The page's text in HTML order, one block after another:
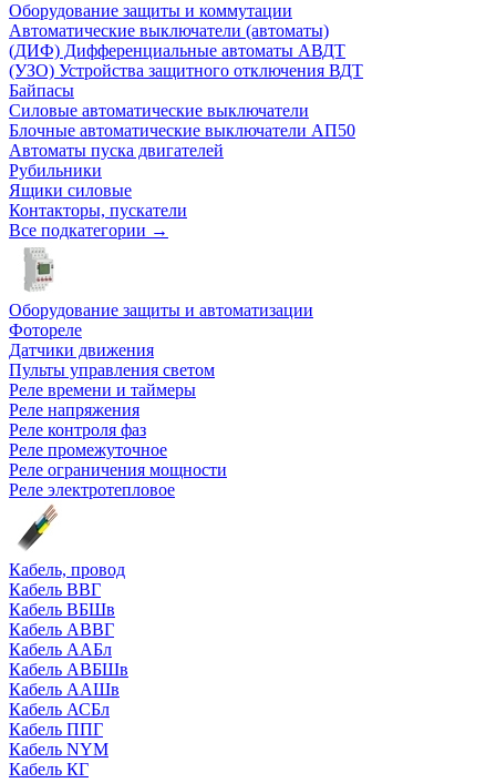
Оборудование защиты и коммутации
Автоматические выключатели (автоматы)
(ДИФ) Дифференциальные автоматы АВДТ
(УЗО) Устройства защитного отключения ВДТ
Байпасы
Силовые автоматические выключатели
Блочные автоматические выключатели АП50
Автоматы пуска двигателей
Рубильники
Ящики силовые
Контакторы, пускатели
Все подкатегории →
Оборудование защиты и автоматизации
Фотореле
Датчики движения
Пульты управления светом
Реле времени и таймеры
Реле напряжения
Реле контроля фаз
Реле промежуточное
Реле ограничения мощности
Реле электротепловое
Кабель, провод
Кабель ВВГ
Кабель ВБШв
Кабель АВВГ
Кабель ААБл
Кабель АВБШв
Кабель ААШв
Кабель АСБл
Кабель ППГ
Кабель NYM
Кабель КГ